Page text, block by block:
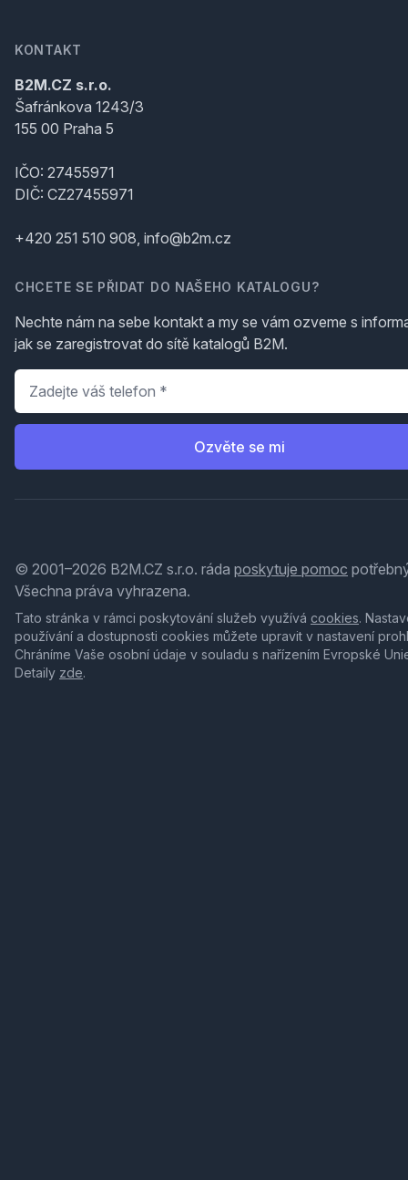
KONTAKT
B2M.CZ s.r.o.
Šafránkova 1243/3
155 00 Praha 5
IČO: 27455971
DIČ: CZ27455971
+420 251 510 908, info@b2m.cz
CHCETE SE PŘIDAT DO NAŠEHO KATALOGU?
Nechte nám na sebe kontakt a my se vám ozveme s
jak se zaregistrovat do sítě katalogů B2M.
Telefon
Ozvěte se mi
© 2001–2026 B2M.CZ s.r.o. ráda poskytuje pomoc
Všechna práva vyhrazena.
Tato stránka v rámci poskytování služeb využívá cookies.
používání a dostupnosti cookies můžete upravit v nastavení
Chráníme Vaše osobní údaje v souladu s nařízením Evropské
Detaily zde.